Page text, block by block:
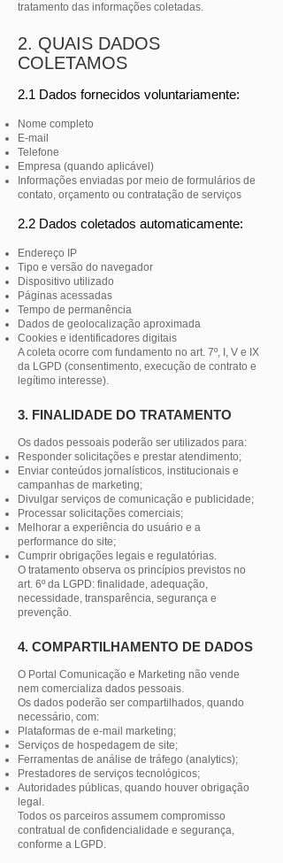
tratamento das informações coletadas.
2. QUAIS DADOS
COLETAMOS
2.1 Dados fornecidos voluntariamente:
Nome completo
E-mail
Telefone
Empresa (quando aplicável)
Informações enviadas por meio de formulários de
contato, orçamento ou contratação de serviços
2.2 Dados coletados automaticamente:
Endereço IP
Tipo e versão do navegador
Dispositivo utilizado
Páginas acessadas
Tempo de permanência
Dados de geolocalização aproximada
Cookies e identificadores digitais
A coleta ocorre com fundamento no art. 7º, I, V e IX
da LGPD (consentimento, execução de contrato e
legítimo interesse).
3. FINALIDADE DO TRATAMENTO
Os dados pessoais poderão ser utilizados para:
Responder solicitações e prestar atendimento;
Enviar conteúdos jornalísticos, institucionais e
campanhas de marketing;
Divulgar serviços de comunicação e publicidade;
Processar solicitações comerciais;
Melhorar a experiência do usuário e a
performance do site;
Cumprir obrigações legais e regulatórias.
O tratamento observa os princípios previstos no
art. 6º da LGPD: finalidade, adequação,
necessidade, transparência, segurança e
prevenção.
4. COMPARTILHAMENTO DE DADOS
O Portal Comunicação e Marketing não vende
nem comercializa dados pessoais.
Os dados poderão ser compartilhados, quando
necessário, com:
Plataformas de e-mail marketing;
Serviços de hospedagem de site;
Ferramentas de análise de tráfego (analytics);
Prestadores de serviços tecnológicos;
Autoridades públicas, quando houver obrigação
legal.
Todos os parceiros assumem compromisso
contratual de confidencialidade e segurança,
conforme a LGPD.